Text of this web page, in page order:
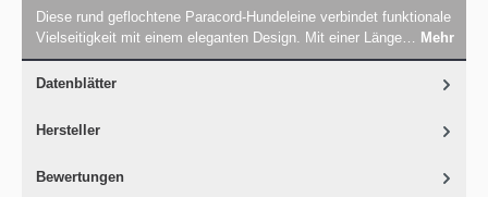
Diese rund geflochtene Paracord-Hundeleine verbindet funktionale
Vielseitigkeit mit einem eleganten Design. Mit einer Länge… Mehr
Datenblätter
Hersteller
Bewertungen